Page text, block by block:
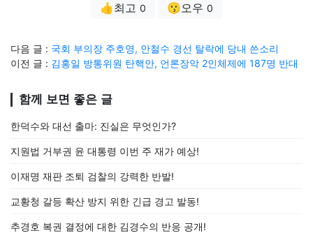
👍최고 0 😗오우 0
다음 글 : 국회 부의장 주호영, 안철수 경선 탈락에 당내 쓴소리
이전 글 : 김홍일 방통위원 탄핵안, 언론장악 2인체제에 187명 반대
함께 보면 좋은 글
한덕수와 대선 출마: 진실은 무엇인가?
지원법 거부권 윤 대통령 이번 주 재가 예상!
이재명 재판 조퇴 검찰의 강력한 반발!
교황청 갈등 확산 방지 위한 긴급 경고 발동!
추경호 복권 결정에 대한 김경수의 반응 공개!